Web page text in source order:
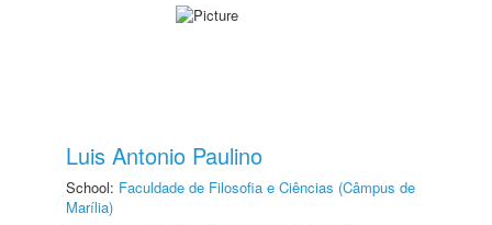
Luis Antonio Paulino
School: Faculdade de Filosofia e Ciências (Câmpus de
Marília)